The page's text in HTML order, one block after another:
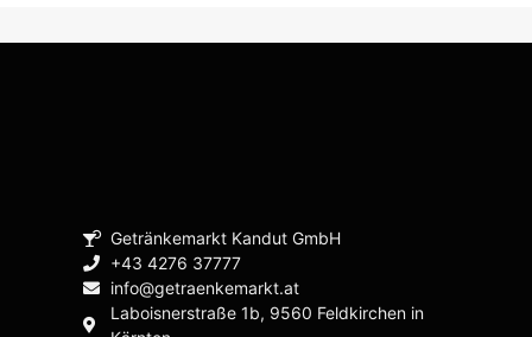
Getränkemarkt Kandut GmbH
+43 4276 37777
info@getraenkemarkt.at
Laboisnerstraße 1b, 9560 Feldkirchen in